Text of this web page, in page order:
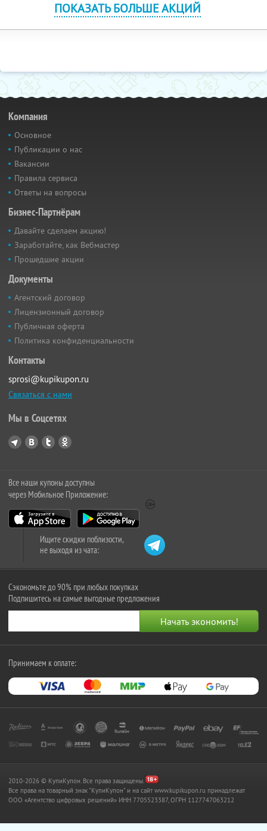
ПОКАЗАТЬ БОЛЬШЕ АКЦИЙ
Компания
Основное
Публикации о нас
Вакансии
Правила сервиса
Ответы на вопросы
Бизнес-Партнёрам
Давайте сделаем акцию!
Заработайте, как Вебмастер
Прошедшие акции
Документы
Агентский договор
Лицензионный договор
Публичная оферта
Политика конфиденциальности
Контакты
sprosi@kupikupon.ru
Связаться с нами
Мы в Соцсетях
Все наши купоны доступны
через Мобильное Приложение:
Ищите скидки поблизости,
не выходя из чата:
Сэкономьте до 90% при любых покупках
Подпишитесь на самые выгодные предложения
Принимаем к оплате:
2010-2026 © КупиКупон. Все права защищены.
Все права на товарный знак "КупиКупон" и на сайт www.kupikupon.ru принадлежат
OOO «Агентство цифровых решений» ИНН 7705523387, ОГРН 1127747063212